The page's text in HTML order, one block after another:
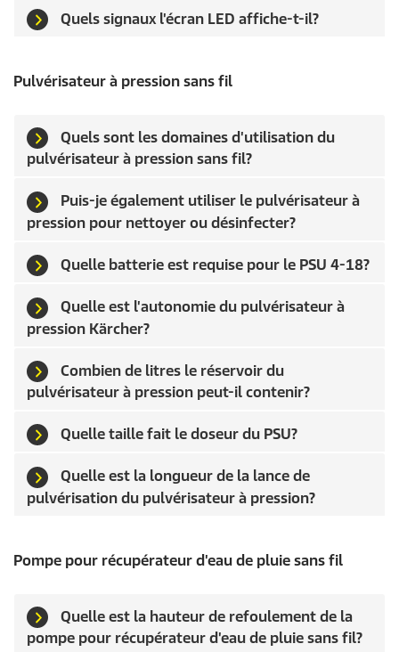
Quels signaux l'écran LED affiche-t-il?
Pulvérisateur à pression sans fil
Quels sont les domaines d'utilisation du
pulvérisateur à pression sans fil?
Puis-je également utiliser le pulvérisateur à
pression pour nettoyer ou désinfecter?
Quelle batterie est requise pour le PSU 4-18?
Quelle est l'autonomie du pulvérisateur à
pression Kärcher?
Combien de litres le réservoir du
pulvérisateur à pression peut-il contenir?
Quelle taille fait le doseur du PSU?
Quelle est la longueur de la lance de
pulvérisation du pulvérisateur à pression?
Pompe pour récupérateur d'eau de pluie sans fil
Quelle est la hauteur de refoulement de la
pompe pour récupérateur d'eau de pluie sans fil?